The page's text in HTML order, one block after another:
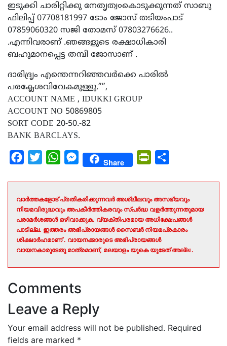
ഇടുക്കി ചാരിറ്റിക്കു നേതൃത്വ൦കൊടുക്കുന്നത് സാബു
ഫിലിപ്പ് 07708181997 ടോം ജോസ് തടിയംപാട്
07859060320 സജി തോമസ്‌ 07803276626..
.എന്നിവരാണ് .ഞങ്ങളുടെ രക്ഷാധികാരി
ബഹുമാനപ്പെട്ട തമ്പി ജോസാണ്‌ .
ദാരിദ്രൃം എന്തെന്നറിഞ്ഞവർക്കെ പാരിൽ
പരക്ലേശവിവേകമുള്ളു.””,
ACCOUNT NAME , IDUKKI GROUP
ACCOUNT NO 50869805
SORT CODE 20-50.-82
BANK BARCLAYS.
Facebook
Twitter WhatsAppMessengerShare PrintFriendly
വാർത്തകളോട് പ്രതികരിക്കുന്നവർ അശ്ലീലവും അസഭ്യവും
നിയമവിരുദ്ധവും അപകീർത്തികരവും സ്പർദ്ധ വളർത്തുന്നതുമായ
പരാമർശങ്ങൾ ഒഴിവാക്കുക. വ്യക്തിപരമായ അധിക്ഷേപങ്ങൾ
പാടില്ല. ഇത്തരം അഭിപ്രായങ്ങൾ സൈബർ നിയമപ്രകാരം
ശിക്ഷാർഹമാണ് . വായനക്കാരുടെ അഭിപ്രായങ്ങൾ
വായനകാരുടേതു മാത്രമാണ്, മലയാളം യുകെ യുടേത് അല്ല .
Comments
Leave a Reply
Your email address will not be published. Required
fields are marked *